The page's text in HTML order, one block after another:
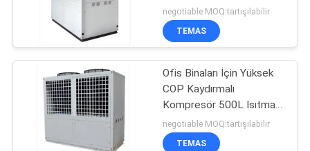
R744
negotiable MOQ:tartışılabilir
TEMAS
Ofis Binaları İçin Yüksek
COP Kaydırmalı
Kompresör 500L Isıtma
ve Soğutma Isı Pompası
R134A
negotiable MOQ:tartışılabilir
TEMAS